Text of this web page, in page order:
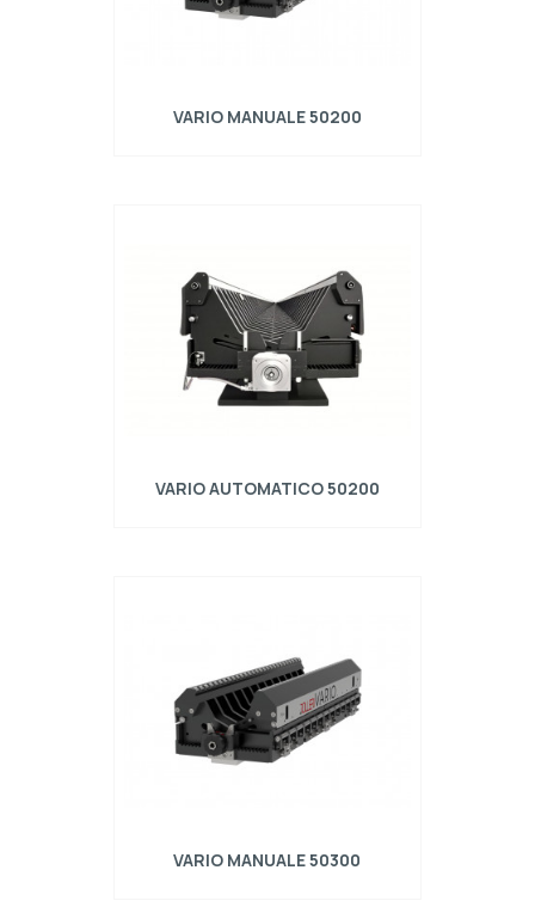
VARIO MANUALE 50200
VARIO AUTOMATICO 50200
motorizzato VARIO AUTO/02/R composto da:
- coppia di Motoriduttori Omron applicati alle
due testate della matrice; - cabinet con
centralina di comando e PLC a schermo
touch; - set cav…
VARIO MANUALE 50300